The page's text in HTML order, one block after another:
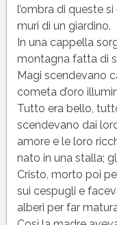
l’ombra di queste
muri di un giardino.
In una cappella
montagna fatta di
Magi scendevano
cometa d’oro
Tutto era bello,
scendevano dai
amore e le loro
nato in una stalla;
Cristo, morto poi
sui cespugli e
alberi per far